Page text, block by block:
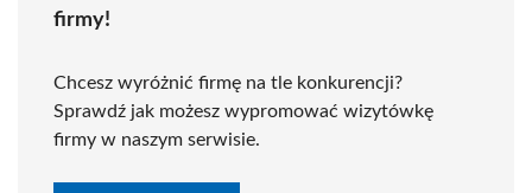
firmy!
Chcesz wyróżnić firmę na tle konkurencji?
Sprawdź jak możesz wypromować wizytówkę
firmy w naszym serwisie.